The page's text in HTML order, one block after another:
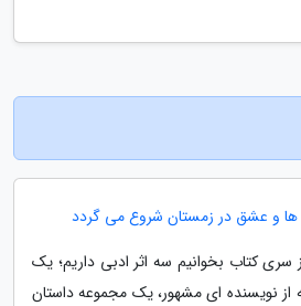
ها و عشق در زمستان شروع می گردد
سری کتاب بخوانیم سه اثر ادبی داریم؛ یک
از نویسنده ای مشهور، یک مجموعه داستان